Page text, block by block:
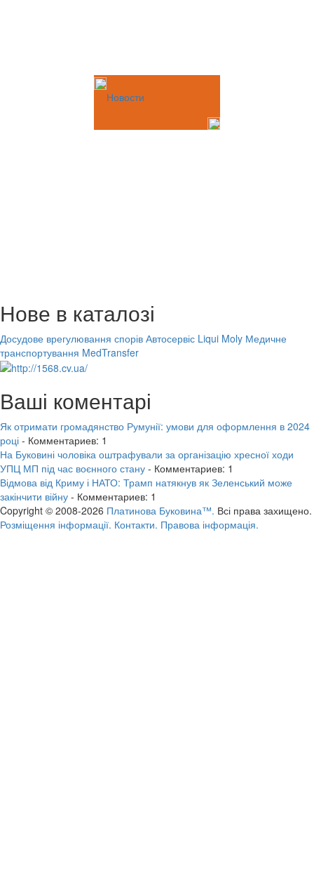
Новости
Нове в каталозі
Досудове врегулювання спорів Автосервіс Liqui Moly Медичне
транспортування MedTransfer
Ваші коментарі
Як отримати громадянство Румунії: умови для оформлення в 2024
році - Комментариев: 1
На Буковині чоловіка оштрафували за організацію хресної ходи
УПЦ МП під час воєнного стану - Комментариев: 1
Відмова від Криму і НАТО: Трамп натякнув як Зеленський може
закінчити війну - Комментариев: 1
Copyright © 2008-2026 Платинова Буковина™. Всі права захищено.
Розміщення інформації. Контакти. Правова інформація.